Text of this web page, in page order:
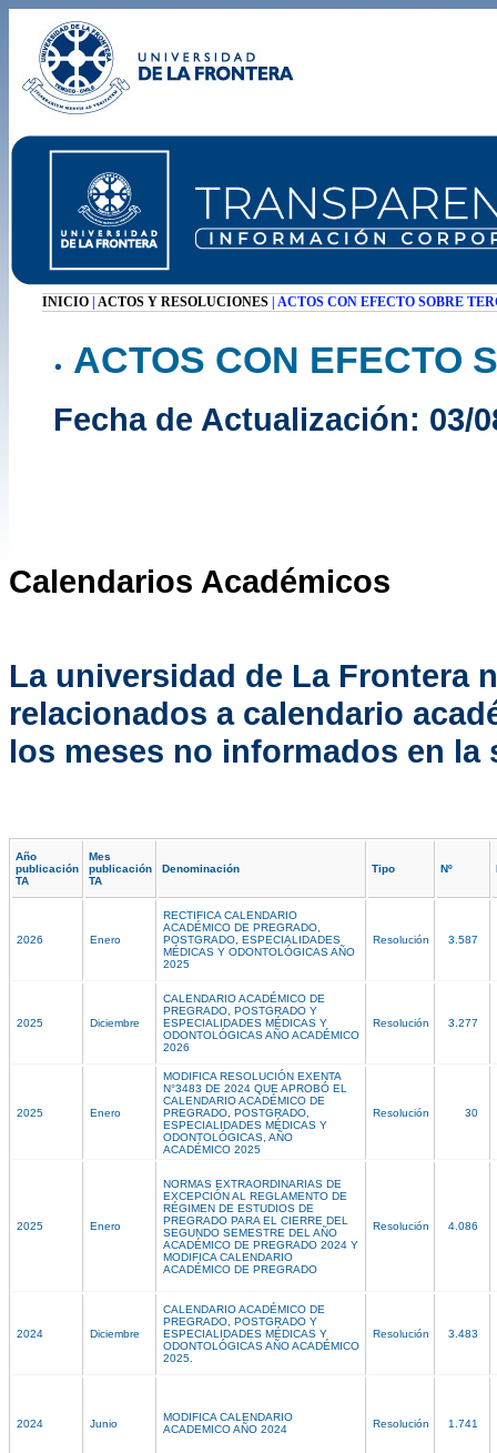
INICIO ACTOS Y RESOLUCIONES | ACTOS CON EFECTO SOBRE
ACTOS CON EFECTO
Fecha de Actualización: 03/
Calendarios Académicos
La universidad de La Frontera
relacionados a calendario
los meses no informados en la
Año
publicación
TA
Mes
publicación
TA
Denominación Tipo Nº
2026 Enero
RECTIFICA CALENDARIO
ACADÉMICO DE PREGRADO,
POSTGRADO, ESPECIALIDADES
MÉDICAS Y ODONTOLÓGICAS AÑO
2025
Resolución 3.587
2025 Diciembre
CALENDARIO ACADÉMICO DE
PREGRADO, POSTGRADO Y
ESPECIALIDADES MÉDICAS Y
ODONTOLÓGICAS AÑO ACADÉMICO
2026
Resolución 3.277
2025 Enero
MODIFICA RESOLUCIÓN EXENTA
N°3483 DE 2024 QUE APROBÓ EL
CALENDARIO ACADÉMICO DE
PREGRADO, POSTGRADO,
ESPECIALIDADES MÉDICAS Y
ODONTOLÓGICAS, AÑO
ACADÉMICO 2025
Resolución 30
2025 Enero
NORMAS EXTRAORDINARIAS DE
EXCEPCIÓN AL REGLAMENTO DE
RÉGIMEN DE ESTUDIOS DE
PREGRADO PARA EL CIERRE DEL
SEGUNDO SEMESTRE DEL AÑO
ACADÉMICO DE PREGRADO 2024 Y
MODIFICA CALENDARIO
ACADÉMICO DE PREGRADO
Resolución 4.086
2024 Diciembre
CALENDARIO ACADÉMICO DE
PREGRADO, POSTGRADO Y
ESPECIALIDADES MÉDICAS Y
ODONTOLÓGICAS AÑO ACADÉMICO
2025.
Resolución 3.483
2024 Junio
MODIFICA CALENDARIO
ACADEMICO AÑO 2024
Resolución 1.741